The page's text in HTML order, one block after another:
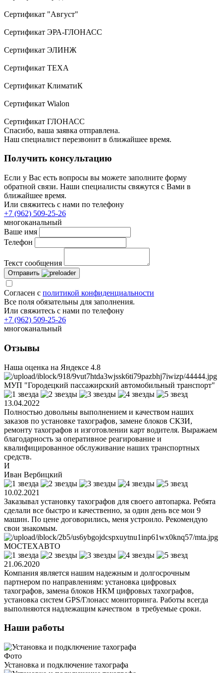
Сертификат "Август"
Сертификат ЭРА-ГЛОНАСС
Сертификат ЭЛИНЖ
Сертификат TEXA
Сертификат КлиматиК
Сертификат Wialon
Сертификат ГЛОНАСС
Спасибо, ваша заявка отправлена.
Наш специалист перезвонит в ближайшее время.
Получить консультацию
Если у Вас есть вопросы вы можете заполните форму
обратной связи. Наши специалисты свяжутся с Вами в
ближайшее время.
Или свяжитесь с нами по телефону
+7 (962) 509-25-26
многоканальный
Ваше имя
Телефон
Текст сообщения
Отправить
Согласен с политикой конфиденциальности
Все поля обязательны для заполнения.
Или свяжитесь с нами по телефону
+7 (962) 509-25-26
многоканальный
Отзывы
Наша оценка на Яндексе 4.8
МУП "Городецкий пассажирский автомобильный транспорт"
13.04.2022
Полностью довольны выполнением и качеством наших
заказов по установке тахографов, замене блоков СКЗИ,
ремонту тахографов и изготовлении карт водителя. Выражаем
благодарность за оперативное реагирование и
квалифицированное обслуживание наших транспортных
средств.
И
Иван Вербицкий
10.02.2021
Заказывал установку тахографов для своего автопарка. Ребята
сделали все быстро и качественно, за один день все мои 9
машин. По цене договорились, меня устроило. Рекомендую
свои знакомым.
МОСТЕХАВТО
21.06.2020
Компания является нашим надежным и долгосрочным
партнером по направлениям: установка цифровых
тахографов, замена блоков НКМ цифровых тахографов,
установка систем GPS/Глонасс мониторинга. Работы всегда
выполняются надлежащим качеством в требуемые сроки.
Наши работы
Фото
Установка и подключение тахографа